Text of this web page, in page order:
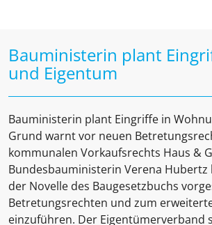
Bauministerin plant
und Eigentum
Bauministerin plant Eingriffe in
Grund warnt vor neuen
kommunalen Vorkaufsrechts Haus &
Bundesbauministerin Verena
der Novelle des Baugesetzbuchs
Betretungsrechten und zum
einzuführen. Der Eigentümerverband